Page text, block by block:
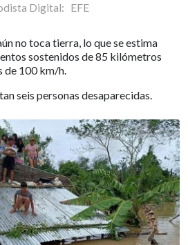
Digital: EFE
no toca tierra, lo que se estima
sostenidos de 85 kilómetros
de 100 km/h.
seis personas desaparecidas.